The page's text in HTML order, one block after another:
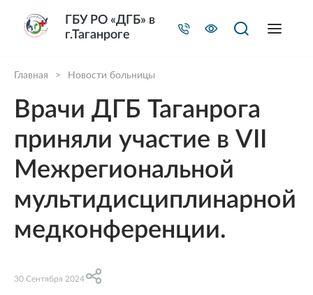
Главная > Новости больницы
Врачи ДГБ Таганрога
приняли участие в VII
Межрегиональной
мультидисциплинарной
медконференции.
30 Сентября 2024
ГБУ РО «ДГБ» в
г.Таганроге